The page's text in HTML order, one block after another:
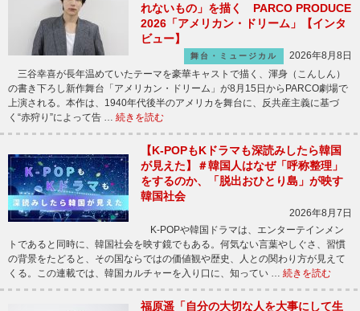
れないもの」を描く PARCO PRODUCE
2026「アメリカン・ドリーム」【インタ
ビュー】
舞台・ミュージカル
2026年8月8日
三谷幸喜が長年温めていたテーマを豪華キャストで描く、渾身（こんしん）
の書き下ろし新作舞台「アメリカン・ドリーム」が8月15日からPARCO劇場で
上演される。本作は、1940年代後半のアメリカを舞台に、反共産主義に基づ
く“赤狩り”によって告 … 続きを読む
【K-POPもKドラマも深読みしたら韓国
が見えた】＃韓国人はなぜ「呼称整理」
をするのか、「脱出おひとり島」が映す
韓国社会
2026年8月7日
K-POPや韓国ドラマは、エンターテインメン
トであると同時に、韓国社会を映す鏡でもある。何気ない言葉やしぐさ、習慣
の背景をたどると、その国ならではの価値観や歴史、人との関わり方が見えて
くる。この連載では、韓国カルチャーを入り口に、知ってい … 続きを読む
福原遥「自分の大切な人を大事にして生